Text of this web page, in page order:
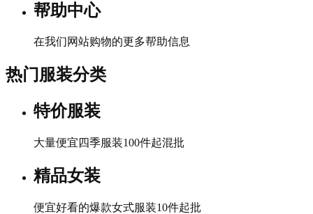
帮助中心
在我们网站购物的更多帮助信息
热门服装分类
特价服装
大量便宜四季服装100件起混批
精品女装
便宜好看的爆款女式服装10件起批